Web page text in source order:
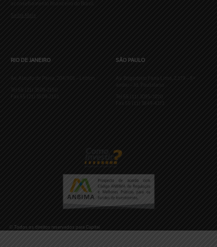
aconselhamento financeiro do Brasil.
Saiba Mais
RIO DE JANEIRO
Av. Ataulfo de Paiva, 204/901 – Leblon
Tel 55 (21) 3509-2150
Fax 55 (21) 3509-2151
SÃO PAULO
Av. Brigadeiro Faria Lima, 2.179 – 8º
andar – Jd. Paulistano
Tel 55 (11) 3095-7070
Fax 55 (11) 3849-4373
© Todos os direitos reservados para Capital